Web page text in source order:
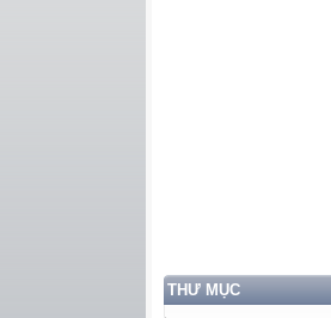
THƯ MỤC